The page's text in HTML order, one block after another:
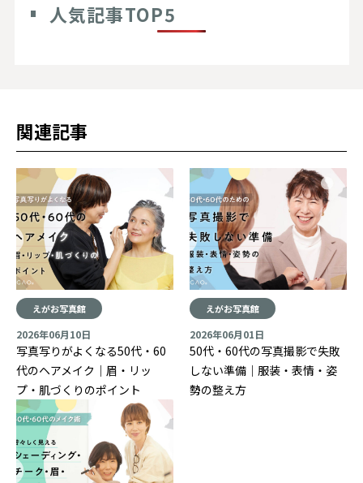
人気記事TOP5
関連記事
えがお写真館
2026年06月10日
写真写りがよくなる50代・60
代のヘアメイク｜眉・リッ
プ・肌づくりのポイント
えがお写真館
2026年06月01日
50代・60代の写真撮影で失敗
しない準備｜服装・表情・姿
勢の整え方